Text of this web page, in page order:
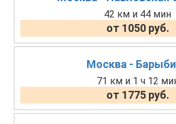
42 км и 44 мин
от 1050 руб.
Москва -
71 км и 1 ч 12
от 1775 руб.